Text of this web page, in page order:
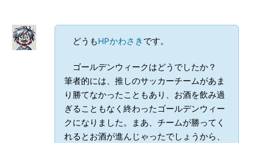
どうもHPかわさき です。
ゴールデンウィークはどうでしたか？
筆者的には、推しのサッカーチームがあま
り勝てなかったこともあり、お酒を飲み過
ぎることもなく終わったゴールデンウィー
クになりました。まあ、チームが勝ってく
れるとお酒が進んじゃったでしょうから、